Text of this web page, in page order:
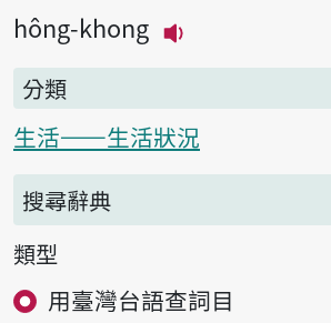
hông-khong
分類
生活——生活狀況
搜尋辭典
類型
用臺灣台語查詞目